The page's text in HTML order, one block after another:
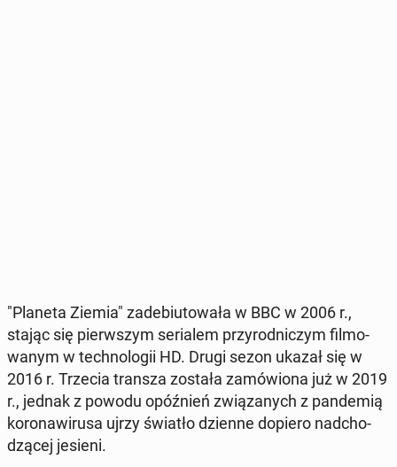
"Planeta Ziemia" za­de­biu­to­wa­ła w BBC w 2006 r.,
stając się pierw­szym se­ria­lem przy­rod­ni­czym fil­mo­
wa­nym w tech­no­lo­gii HD. Drugi sezon ukazał się w
2016 r. Trzecia transza została za­mó­wio­na już w 2019
r., jednak z powodu opóź­nień zwią­za­nych z pan­de­mią
ko­ro­na­wi­ru­sa ujrzy światło dzienne dopiero nad­cho­
dzą­cej jesieni.